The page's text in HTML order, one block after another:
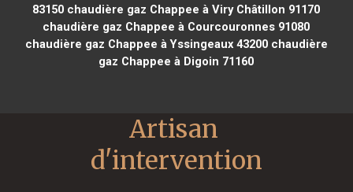
83150 chaudière gaz Chappee à Viry Châtillon 91170
chaudière gaz Chappee à Courcouronnes 91080
chaudière gaz Chappee à Yssingeaux 43200chaudière
gaz Chappee à Digoin 71160
Artisan
d'intervention